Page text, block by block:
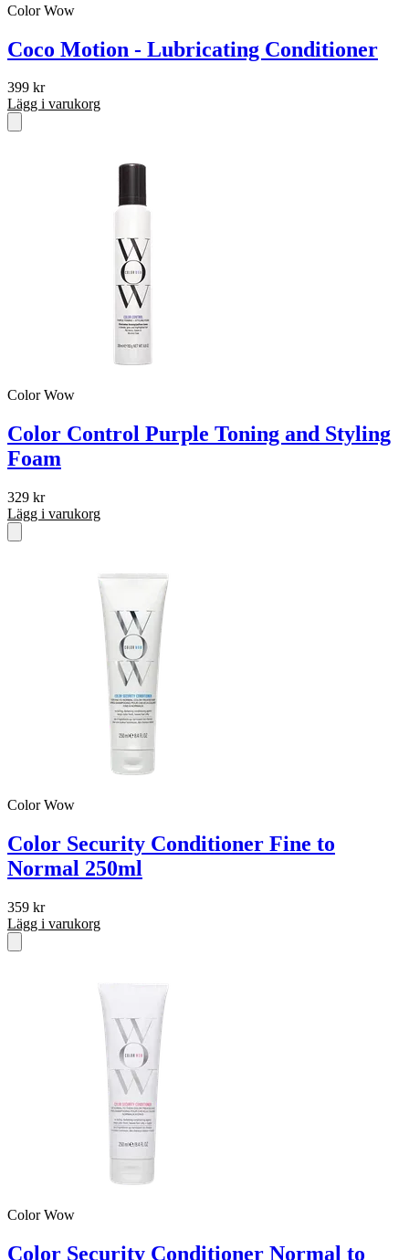
Color Wow
Coco Motion - Lubricating Conditioner
399 kr
Lägg i varukorg
Color Wow
Color Control Purple Toning and Styling
Foam
329 kr
Lägg i varukorg
Color Wow
Color Security Conditioner Fine to
Normal 250ml
359 kr
Lägg i varukorg
Color Wow
Color Security Conditioner Normal to